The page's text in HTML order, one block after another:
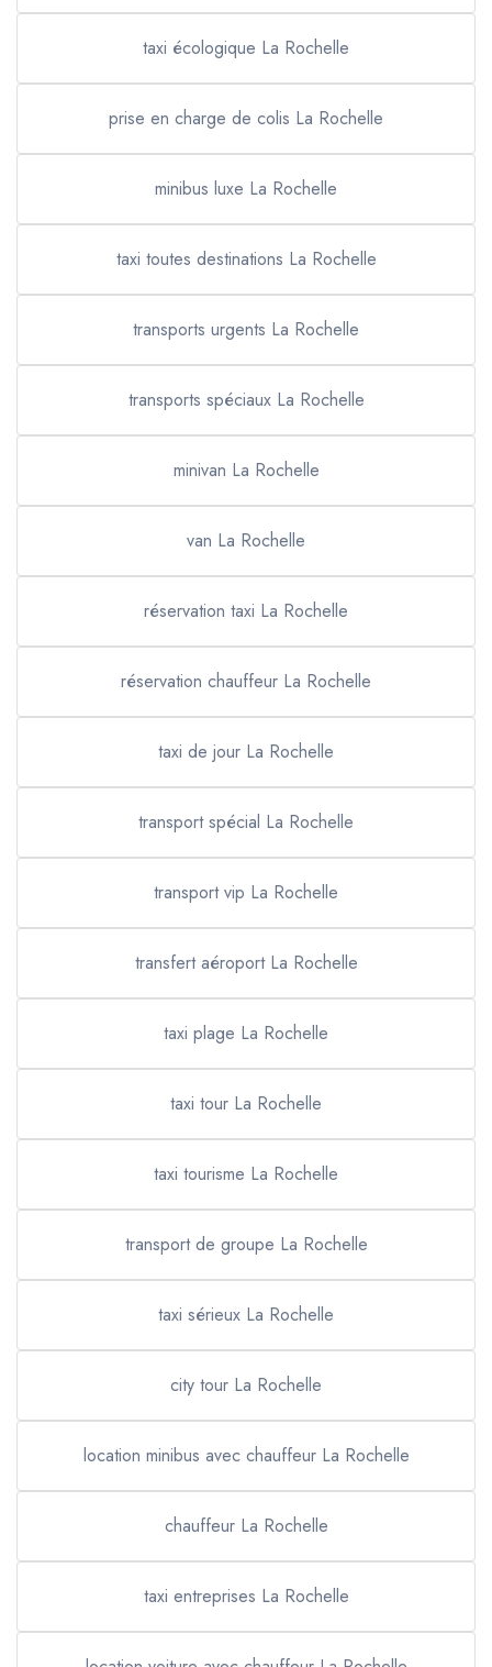
taxi écologique La Rochelle
prise en charge de colis La Rochelle
minibus luxe La Rochelle
taxi toutes destinations La Rochelle
transports urgents La Rochelle
transports spéciaux La Rochelle
minivan La Rochelle
van La Rochelle
réservation taxi La Rochelle
réservation chauffeur La Rochelle
taxi de jour La Rochelle
transport spécial La Rochelle
transport vip La Rochelle
transfert aéroport La Rochelle
taxi plage La Rochelle
taxi tour La Rochelle
taxi tourisme La Rochelle
transport de groupe La Rochelle
taxi sérieux La Rochelle
city tour La Rochelle
location minibus avec chauffeur La Rochelle
chauffeur La Rochelle
taxi entreprises La Rochelle